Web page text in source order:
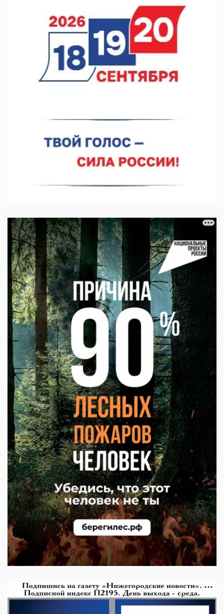
07.08.2026 14:01
В Нижегородской области выбрали лучшего лесного
пожарного
07.08.2026 13:48